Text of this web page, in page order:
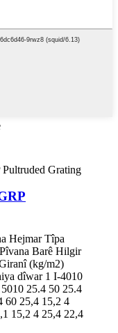
Hejmar Tîpa
Barê Hilgir
(kg/m2)
dîwar 1 I-4010
25.4 50 25.4
60 25,4 15,2 4
15,2 4 25,4 22,4